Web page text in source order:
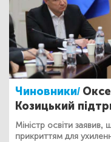
Чиновники/
Козицький
Міністр освіти
прикриттям для